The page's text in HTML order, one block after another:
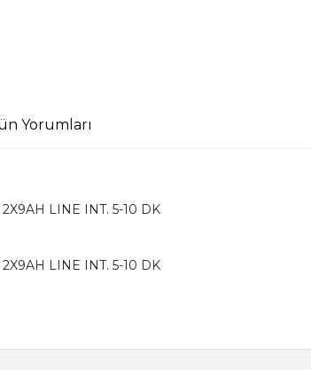
Yorumları
LINE INT. 5-10 DK
LINE INT. 5-10 DK